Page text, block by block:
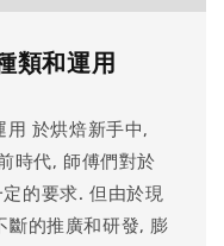
類和運用
於烘焙新手中,
時代, 師傅們對於
的要求. 但由於現
斷的推廣和研發, 膨